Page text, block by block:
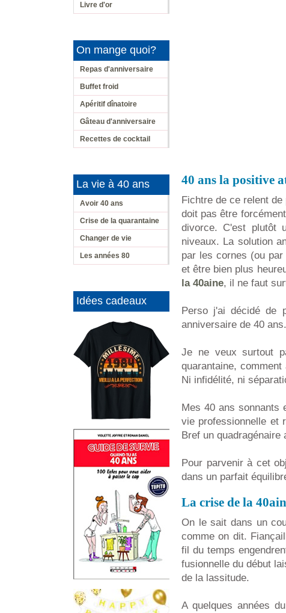
Livre d'or
On mange quoi?
Repas d'anniversaire
Buffet froid
Apéritif dînatoire
Gâteau d'anniversaire
Recettes de cocktail
La vie à 40 ans
Avoir 40 ans
Crise de la quarantaine
Changer de vie
Les années 80
Idées cadeaux
40 ans la positive
Fichtre de ce relent
doit pas être
divorce. C'est plutôt
niveaux. La solution
par les cornes (ou
et être bien plus
la 40aine, il ne faut
Perso j'ai décidé de
anniversaire de 40
Je ne veux surtout
quarantaine,
Ni infidélité, ni
Mes 40 ans sonnants
vie professionnelle et
Bref un
Pour parvenir à cet
dans un parfait
La crise de la
On le sait dans un
comme on dit.
fil du temps
fusionnelle du début
de la lassitude.
A quelques années du